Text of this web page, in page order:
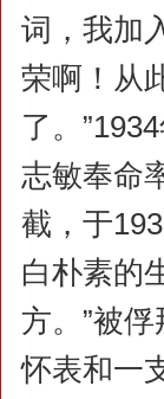
词，我加
荣啊！从
了。
志敏奉命
截，于
白朴素的
方。”被
怀表和一